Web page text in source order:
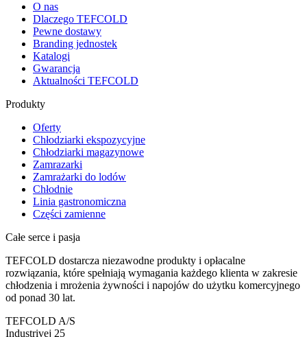
O nas
Dlaczego TEFCOLD
Pewne dostawy
Branding jednostek
Katalogi
Gwarancja
Aktualności TEFCOLD
Produkty
Oferty
Chłodziarki ekspozycyjne
Chłodziarki magazynowe
Zamrazarki
Zamrażarki do lodów
Chłodnie
Linia gastronomiczna
Części zamienne
Całe serce i pasja
TEFCOLD dostarcza niezawodne produkty i opłacalne
rozwiązania, które spełniają wymagania każdego klienta w zakresie
chłodzenia i mrożenia żywności i napojów do użytku komercyjnego
od ponad 30 lat.
TEFCOLD A/S
Industrivej 25